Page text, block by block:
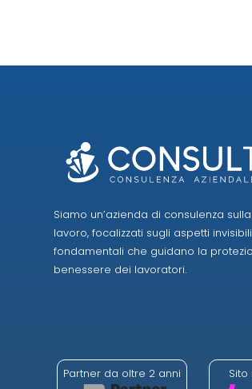
Siamo un’azienda di consulenza
lavoro, focalizzati sugli aspetti
fondamentali che guidano la
benessere dei lavoratori.
Partner da oltre 2 anni